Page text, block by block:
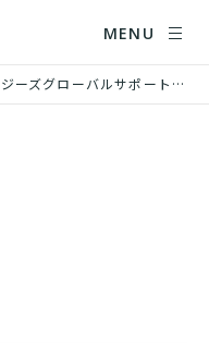
MENU
レバレジーズグローバルサポート、佐賀商工会議所と第二回外国人採用セミナー共催